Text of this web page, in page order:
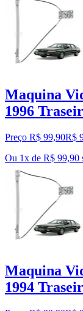
Maquina
1996
Preço R$ 99,90R$
Ou 1x de R$ 99,90
Maquina
1994